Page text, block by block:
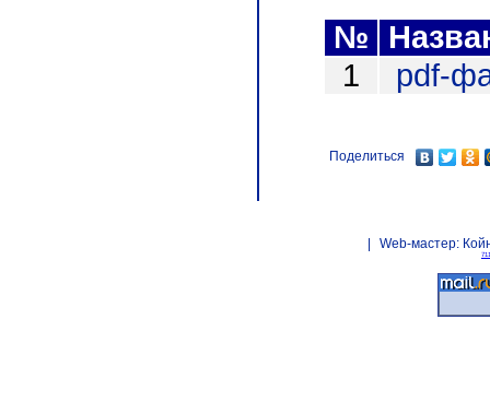
№
1
pdf-
Поделиться
Web-мастер: